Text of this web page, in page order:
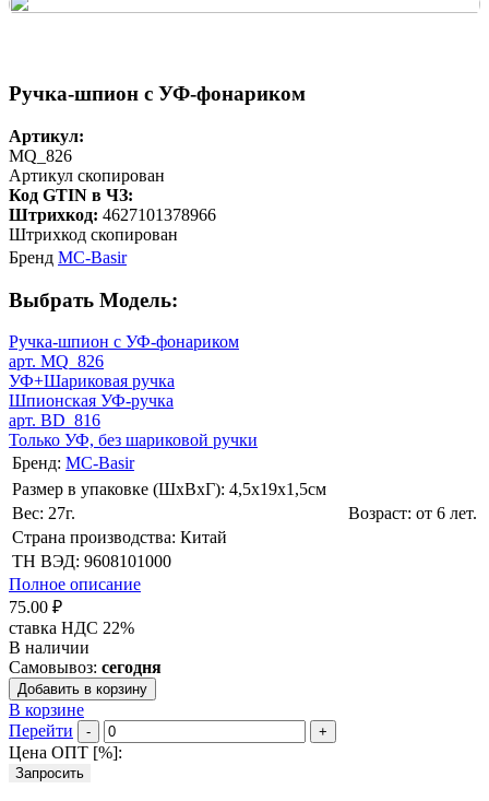
Ручка-шпион c УФ-фонариком
Артикул:
MQ_826
Артикул скопирован
Код GTIN в ЧЗ:
Штрихкод: 4627101378966
Штрихкод скопирован
Бренд MC-Basir
Выбрать Модель:
Ручка-шпион c УФ-фонариком
арт. MQ_826
УФ+Шариковая ручка
Шпионская УФ-ручка
арт. BD_816
Только УФ, без шариковой ручки
Бренд: MC-Basir
Размер в упаковке (ШхВxГ): 4,5х19х1,5cм
Вес: 27г.
Возраст: от 6 лет.
Страна производства: Китай
ТН ВЭД: 9608101000
Полное описание
75.00 ₽
ставка НДС 22%
В наличии
Самовывоз: сегодня
Добавить в корзину
В корзине
Перейти
- +
Цена ОПТ [%]:
Запросить